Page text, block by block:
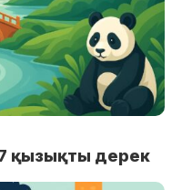
қызықты дерек